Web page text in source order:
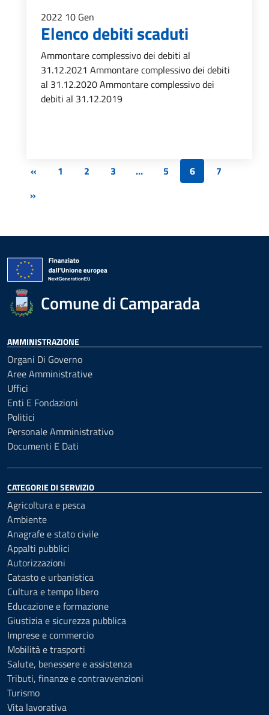
2022 10 Gen
Elenco debiti scaduti
Ammontare complessivo dei debiti al
31.12.2021 Ammontare complessivo dei debiti
al 31.12.2020 Ammontare complessivo dei
debiti al 31.12.2019
« 1 2 3 … 5 6
7
»
Comune di Camparada
AMMINISTRAZIONE
Organi Di Governo
Aree Amministrative
Uffici
Enti E Fondazioni
Politici
Personale Amministrativo
Documenti E Dati
CATEGORIE DI SERVIZIO
Agricoltura e pesca
Ambiente
Anagrafe e stato civile
Appalti pubblici
Autorizzazioni
Catasto e urbanistica
Cultura e tempo libero
Educazione e formazione
Giustizia e sicurezza pubblica
Imprese e commercio
Mobilità e trasporti
Salute, benessere e assistenza
Tributi, finanze e contravvenzioni
Turismo
Vita lavorativa